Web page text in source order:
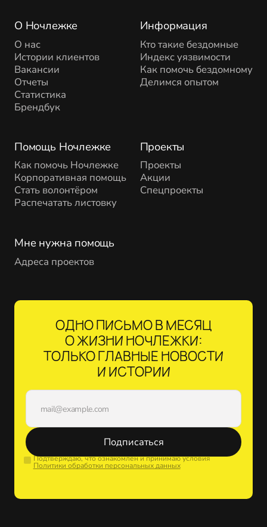
О Ночлежке
О нас
Истории клиентов
Вакансии
Отчеты
Статистика
Брендбук
Помощь Ночлежке
Как помочь Ночлежке
Корпоративная помощь
Стать волонтёром
Распечатать листовку
Проекты
Проекты
Акции
Спецпроекты
Информация
Кто такие бездомные
Индекс уязвимости
Как помочь бездомному
Делимся опытом
Мне нужна помощь
Адреса проектов
ОДНО ПИСЬМО В МЕСЯЦ
О ЖИЗНИ НОЧЛЕЖКИ:
ТОЛЬКО ГЛАВНЫЕ НОВОСТИ
И ИСТОРИИ
Подписаться
Подтверждаю, что ознакомлен и принимаю условия
Политики обработки персональных данных